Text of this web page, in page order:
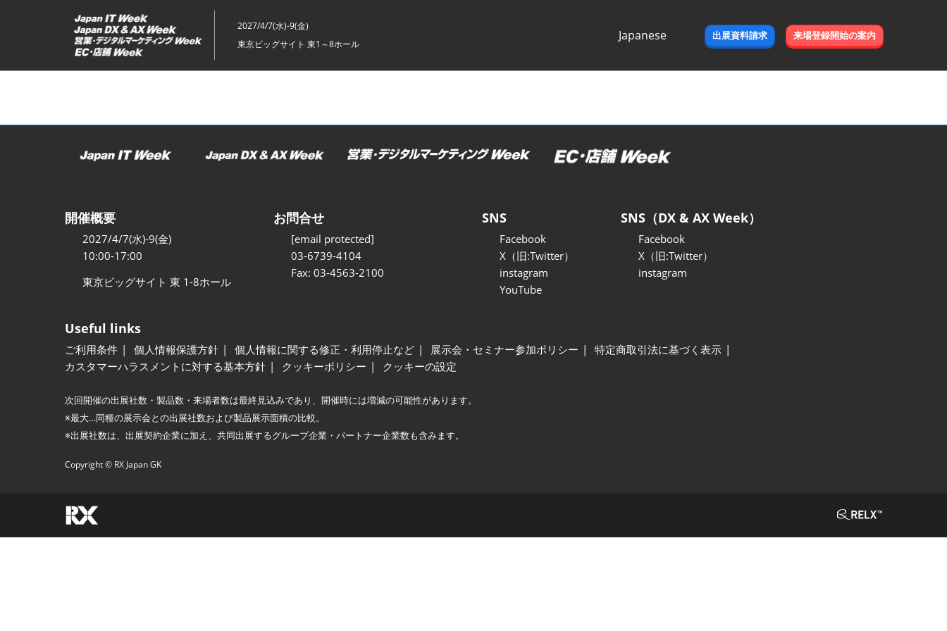
ッ
2027/4/7(水)-9(金)
東京ビッグサイト 東1～8ホール
Japanese
出展資料請求 来場登録開始の案内
開催概要
2027/4/7(水)-9(金)
10:00-17:00
東京ビッグサイト 東 1-8ホール
お問合せ
[email protected]
03-6739-4104
Fax: 03-4563-2100
SNS
Facebook
X（旧:Twitter）
instagram
YouTube
SNS（DX & AX Week）
Facebook
X（旧:Twitter）
instagram
Useful links
ご利用条件 個人情報保護方針 個人情報に関する修正・利用停止など 展示会・セミナー参加ポリシー
特定商取引法に基づく表示
カスタマーハラスメントに対する基本方針
クッキーポリシー クッキーの設定
次回開催の出展社数・製品数・来場者数は最終見込みであり、開催時には増減の可能性があります。
※最大…同種の展示会との出展社数および製品展示面積の比較。
※出展社数は、出展契約企業に加え、共同出展するグループ企業・パートナー企業数も含みます。
Copyright © RX Japan GK